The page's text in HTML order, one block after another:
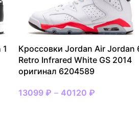
Кроссовки Jordan Air Jordan
Retro Infrared White GS 2014
оригинал 6204589
13099₽ – 40120₽